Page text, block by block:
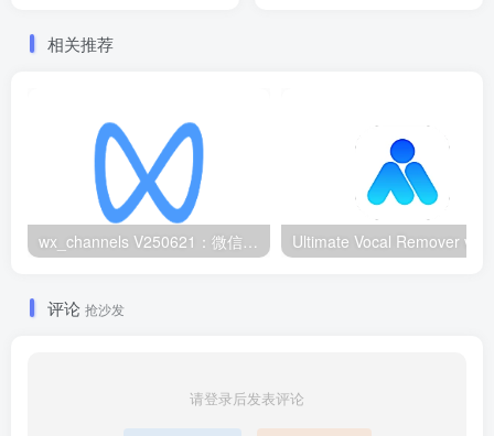
相关推荐
wx_channels V250621：微信视频号下载工具|支持Win/macOS
评论 抢沙发
请登录后发表评论